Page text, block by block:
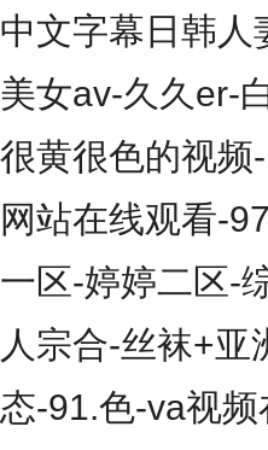
中文字幕日韩人
美女av-久久er-
很黄很色的视频
网站在线观看-
一区-婷婷二区-
人宗合-丝袜+亚
态-91.色-va视